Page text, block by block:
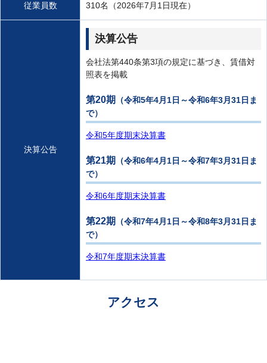
従業員数 310名（2026年7月1日現在）
決算公告
決算公告
会社法第440条第3項の規定に基づき、賃借対
照表を掲載
第20期
（令和5年4月1日～令和6年3月31日ま
で）
令和5年度期末決算書
第21期
（令和6年4月1日～令和7年3月31日ま
で）
令和6年度期末決算書
第22期
（令和7年4月1日～令和8年3月31日ま
で）
令和7年度期末決算書
アクセス